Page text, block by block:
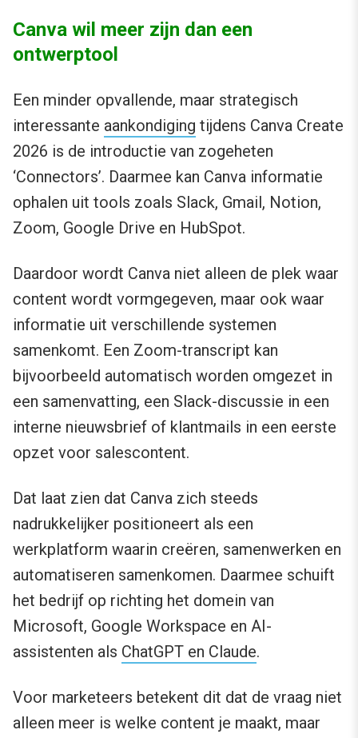
Canva wil meer zijn dan een
ontwerptool
Een minder opvallende, maar strategisch
interessante aankondiging tijdens Canva Create
2026 is de introductie van zogeheten
‘Connectors’. Daarmee kan Canva informatie
ophalen uit tools zoals Slack, Gmail, Notion,
Zoom, Google Drive en HubSpot.
Daardoor wordt Canva niet alleen de plek waar
content wordt vormgegeven, maar ook waar
informatie uit verschillende systemen
samenkomt. Een Zoom-transcript kan
bijvoorbeeld automatisch worden omgezet in
een samenvatting, een Slack-discussie in een
interne nieuwsbrief of klantmails in een eerste
opzet voor salescontent.
Dat laat zien dat Canva zich steeds
nadrukkelijker positioneert als een
werkplatform waarin creëren, samenwerken en
automatiseren samenkomen. Daarmee schuift
het bedrijf op richting het domein van
Microsoft, Google Workspace en AI-
assistenten als ChatGPT en Claude.
Voor marketeers betekent dit dat de vraag niet
alleen meer is welke content je maakt, maar